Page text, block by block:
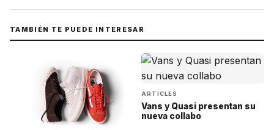
TAMBIÉN TE PUEDE INTERESAR
ARTICLES
Vans y Quasi presentan su
nueva collabo